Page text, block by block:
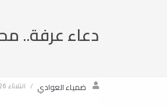
دعاء عرفة..
ضمياء العوادي / الثلاثاء 26 آيار 2026